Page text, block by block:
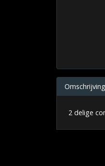
Omschrijving
2 delige